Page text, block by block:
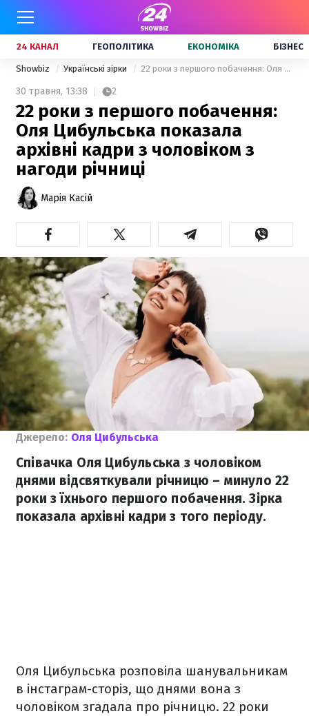
24 КАНАЛ ГЕОПОЛІТИКА ЕКОНОМІКА БІЗНЕС
Showbiz Українські зірки 22 роки з першого побачення: Оля Цибульська показала архівні кадри з чоловіком з нагоди річниці
30 травня, 13:38 2
22 роки з першого побачення:
Оля Цибульська показала
архівні кадри з чоловіком з
нагоди річниці
Марія Касій
Джерело: Оля Цибульська
Співачка Оля Цибульська з чоловіком
днями відсвяткували річницю – минуло 22
роки з їхнього першого побачення. Зірка
показала архівні кадри з того періоду.
Оля Цибульська розповіла шанувальникам
в інстаграм-сторіз, що днями вона з
чоловіком згадала про річницю. 22 роки